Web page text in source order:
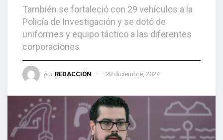
También se fortaleció con 29 vehículos a la
Policía de Investigación y se dotó de
uniformes y equipo táctico a las diferentes
corporaciones
por REDACCIÓN 28 diciembre, 2024